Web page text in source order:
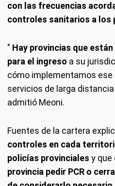
con las frecuencias
controles sanitarios a los
" Hay provincias que
para el ingreso a su
cómo implementamos ese
servicios de larga
admitió Meoni.
Fuentes de la cartera
controles en cada
policías provinciales y que
provincia pedir PCR o